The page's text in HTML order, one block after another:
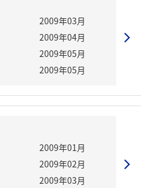
2009年03月
2009年04月
2009年05月
2009年05月
2009年01月
2009年02月
2009年03月